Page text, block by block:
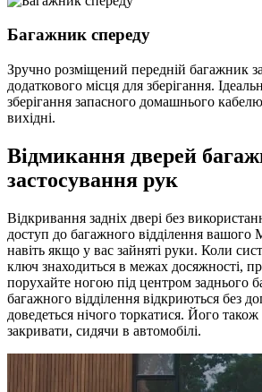
Багажник спереду
Зручно розміщений передній багажник
додаткового місця для зберігання.
зберігання запасного домашнього
вихідні.
Відмикання дверей
застосування рук
Відкривання задніх двері без
доступ до багажного відділення вашого
навіть якщо у вас зайняті руки. Коли
ключ знаходиться в межах досяжності,
порухайте ногою під центром заднього
багажного відділення відкриються без
доведеться нічого торкатися. Його
закривати, сидячи в автомобілі.